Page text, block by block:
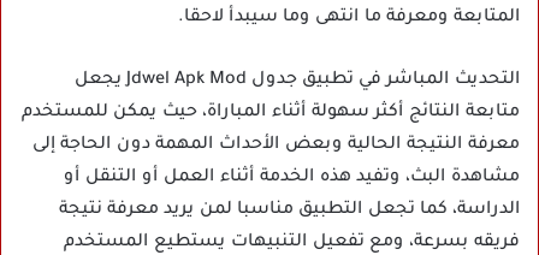
المتابعة ومعرفة ما انتهى وما سيبدأ لاحقا.
التحديث المباشر في تطبيق جدول Jdwel Apk Mod يجعل
متابعة النتائج أكثر سهولة أثناء المباراة، حيث يمكن للمستخدم
معرفة النتيجة الحالية وبعض الأحداث المهمة دون الحاجة إلى
مشاهدة البث، وتفيد هذه الخدمة أثناء العمل أو التنقل أو
الدراسة، كما تجعل التطبيق مناسبا لمن يريد معرفة نتيجة
فريقه بسرعة، ومع تفعيل التنبيهات يستطيع المستخدم